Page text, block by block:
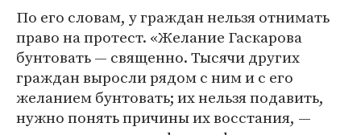
По его словам, у граждан нельзя отнимать
право на протест. «Желание Гаскарова
бунтовать — священно. Тысячи других
граждан выросли рядом с ним и с его
желанием бунтовать; их нельзя подавить,
нужно понять причины их восстания, —